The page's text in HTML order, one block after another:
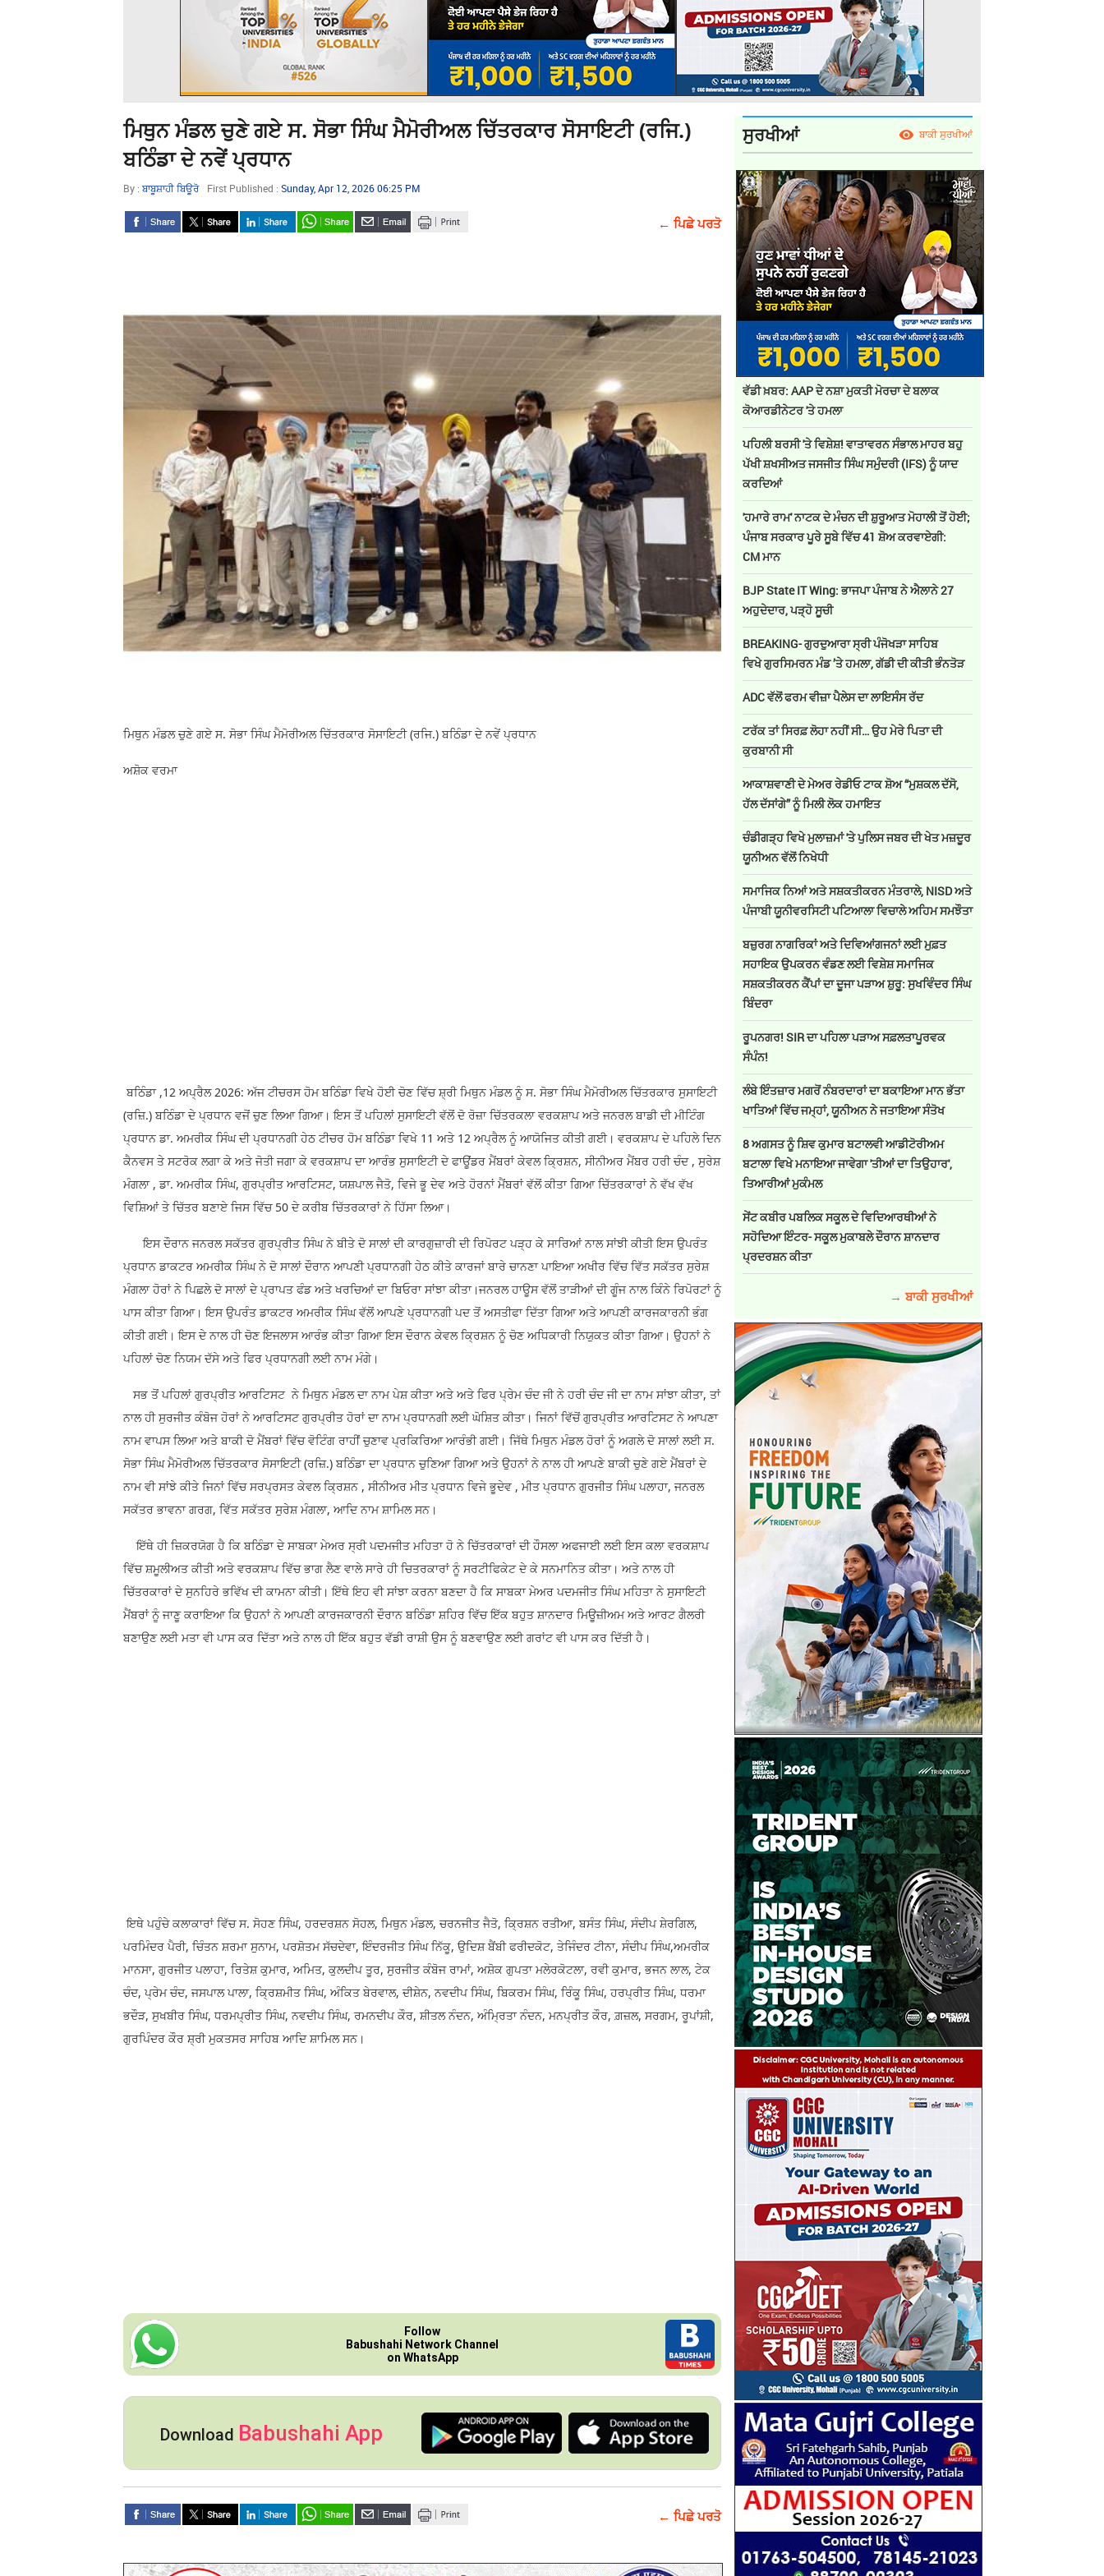
ਮਿਥੁਨ ਮੰਡਲ ਚੁਣੇ ਗਏ ਸ. ਸੋਭਾ ਸਿੰਘ ਮੈਮੋਰੀਅਲ ਚਿੱਤਰਕਾਰ ਸੋਸਾਇਟੀ (ਰਜਿ.)
ਬਠਿੰਡਾ ਦੇ ਨਵੇਂ ਪ੍ਰਧਾਨ
By : ਬਾਬੂਸ਼ਾਹੀ ਬਿਊਰੋ First Published : Sunday, Apr 12, 2026 06:25 PM
← ਪਿਛੇ ਪਰਤੋ
ਮਿਥੁਨ ਮੰਡਲ ਚੁਣੇ ਗਏ ਸ. ਸੋਭਾ ਸਿੰਘ ਮੈਮੋਰੀਅਲ ਚਿੱਤਰਕਾਰ ਸੋਸਾਇਟੀ (ਰਜਿ.) ਬਠਿੰਡਾ ਦੇ ਨਵੇਂ ਪ੍ਰਧਾਨ
ਅਸ਼ੋਕ ਵਰਮਾ
ਬਠਿੰਡਾ ,12 ਅਪ੍ਰੈਲ 2026: ਅੱਜ ਟੀਚਰਸ ਹੋਮ ਬਠਿੰਡਾ ਵਿਖੇ ਹੋਈ ਚੋਣ ਵਿੱਚ ਸ਼੍ਰੀ ਮਿਥੁਨ ਮੰਡਲ ਨੂੰ ਸ. ਸੋਭਾ ਸਿੰਘ ਮੈਮੋਰੀਅਲ ਚਿੱਤਰਕਾਰ ਸੁਸਾਇਟੀ
(ਰਜ਼ਿ.) ਬਠਿੰਡਾ ਦੇ ਪ੍ਰਧਾਨ ਵਜੋਂ ਚੁਣ ਲਿਆ ਗਿਆ। ਇਸ ਤੋਂ ਪਹਿਲਾਂ ਸੁਸਾਇਟੀ ਵੱਲੋਂ ਦੋ ਰੋਜ਼ਾ ਚਿੱਤਰਕਲਾ ਵਰਕਸ਼ਾਪ ਅਤੇ ਜਨਰਲ ਬਾਡੀ ਦੀ ਮੀਟਿੰਗ
ਪ੍ਰਧਾਨ ਡਾ. ਅਮਰੀਕ ਸਿੰਘ ਦੀ ਪ੍ਰਧਾਨਗੀ ਹੇਠ ਟੀਚਰ ਹੋਮ ਬਠਿੰਡਾ ਵਿਖੇ 11 ਅਤੇ 12 ਅਪ੍ਰੈਲ ਨੂੰ ਆਯੋਜਿਤ ਕੀਤੀ ਗਈ। ਵਰਕਸ਼ਾਪ ਦੇ ਪਹਿਲੇ ਦਿਨ
ਕੈਨਵਸ ਤੇ ਸਟਰੋਕ ਲਗਾ ਕੇ ਅਤੇ ਜੋਤੀ ਜਗਾ ਕੇ ਵਰਕਸ਼ਾਪ ਦਾ ਆਰੰਭ ਸੁਸਾਇਟੀ ਦੇ ਫਾਊਂਡਰ ਮੈਂਬਰਾਂ ਕੇਵਲ ਕ੍ਰਿਸ਼ਨ, ਸੀਨੀਅਰ ਮੈਂਬਰ ਹਰੀ ਚੰਦ , ਸੁਰੇਸ਼
ਮੰਗਲਾ , ਡਾ. ਅਮਰੀਕ ਸਿੰਘ, ਗੁਰਪ੍ਰੀਤ ਆਰਟਿਸਟ, ਯਸ਼ਪਾਲ ਜੈਤੋ, ਵਿਜੇ ਭੂ ਦੇਵ ਅਤੇ ਹੋਰਨਾਂ ਮੈਂਬਰਾਂ ਵੱਲੋਂ ਕੀਤਾ ਗਿਆ ਚਿੱਤਰਕਾਰਾਂ ਨੇ ਵੱਖ ਵੱਖ
ਵਿਸ਼ਿਆਂ ਤੇ ਚਿੱਤਰ ਬਣਾਏ ਜਿਸ ਵਿੱਚ 50 ਦੇ ਕਰੀਬ ਚਿੱਤਰਕਾਰਾਂ ਨੇ ਹਿੱਸਾ ਲਿਆ।
ਇਸ ਦੌਰਾਨ ਜਨਰਲ ਸਕੱਤਰ ਗੁਰਪ੍ਰੀਤ ਸਿੰਘ ਨੇ ਬੀਤੇ ਦੋ ਸਾਲਾਂ ਦੀ ਕਾਰਗੁਜ਼ਾਰੀ ਦੀ ਰਿਪੋਰਟ ਪੜ੍ਹ ਕੇ ਸਾਰਿਆਂ ਨਾਲ ਸਾਂਝੀ ਕੀਤੀ ਇਸ ਉਪਰੰਤ
ਪ੍ਰਧਾਨ ਡਾਕਟਰ ਅਮਰੀਕ ਸਿੰਘ ਨੇ ਦੋ ਸਾਲਾਂ ਦੌਰਾਨ ਆਪਣੀ ਪ੍ਰਧਾਨਗੀ ਹੇਠ ਕੀਤੇ ਕਾਰਜਾਂ ਬਾਰੇ ਚਾਨਣਾ ਪਾਇਆ ਅਖੀਰ ਵਿੱਚ ਵਿੱਤ ਸਕੱਤਰ ਸੁਰੇਸ਼
ਮੰਗਲਾ ਹੋਰਾਂ ਨੇ ਪਿਛਲੇ ਦੋ ਸਾਲਾਂ ਦੇ ਪ੍ਰਾਪਤ ਫੰਡ ਅਤੇ ਖਰਚਿਆਂ ਦਾ ਬਿਓਰਾ ਸਾਂਝਾ ਕੀਤਾ।ਜਨਰਲ ਹਾਊਸ ਵੱਲੋਂ ਤਾੜੀਆਂ ਦੀ ਗੂੰਜ ਨਾਲ ਕਿੰਨੇ ਰਿਪੋਰਟਾਂ ਨੂੰ
ਪਾਸ ਕੀਤਾ ਗਿਆ। ਇਸ ਉਪਰੰਤ ਡਾਕਟਰ ਅਮਰੀਕ ਸਿੰਘ ਵੱਲੋਂ ਆਪਣੇ ਪ੍ਰਧਾਨਗੀ ਪਦ ਤੋਂ ਅਸਤੀਫਾ ਦਿੱਤਾ ਗਿਆ ਅਤੇ ਆਪਣੀ ਕਾਰਜਕਾਰਨੀ ਭੰਗ
ਕੀਤੀ ਗਈ। ਇਸ ਦੇ ਨਾਲ ਹੀ ਚੋਣ ਇਜਲਾਸ ਆਰੰਭ ਕੀਤਾ ਗਿਆ ਇਸ ਦੌਰਾਨ ਕੇਵਲ ਕ੍ਰਿਸ਼ਨ ਨੂੰ ਚੋਣ ਅਧਿਕਾਰੀ ਨਿਯੁਕਤ ਕੀਤਾ ਗਿਆ। ਉਹਨਾਂ ਨੇ
ਪਹਿਲਾਂ ਚੋਣ ਨਿਯਮ ਦੱਸੇ ਅਤੇ ਫਿਰ ਪ੍ਰਧਾਨਗੀ ਲਈ ਨਾਮ ਮੰਗੇ।
ਸਭ ਤੋਂ ਪਹਿਲਾਂ ਗੁਰਪ੍ਰੀਤ ਆਰਟਿਸਟ ਨੇ ਮਿਥੁਨ ਮੰਡਲ ਦਾ ਨਾਮ ਪੇਸ਼ ਕੀਤਾ ਅਤੇ ਅਤੇ ਫਿਰ ਪ੍ਰੇਮ ਚੰਦ ਜੀ ਨੇ ਹਰੀ ਚੰਦ ਜੀ ਦਾ ਨਾਮ ਸਾਂਝਾ ਕੀਤਾ, ਤਾਂ
ਨਾਲ ਹੀ ਸੁਰਜੀਤ ਕੰਬੋਜ ਹੋਰਾਂ ਨੇ ਆਰਟਿਸਟ ਗੁਰਪ੍ਰੀਤ ਹੋਰਾਂ ਦਾ ਨਾਮ ਪ੍ਰਧਾਨਗੀ ਲਈ ਘੋਸ਼ਿਤ ਕੀਤਾ। ਜਿਨਾਂ ਵਿੱਚੋਂ ਗੁਰਪ੍ਰੀਤ ਆਰਟਿਸਟ ਨੇ ਆਪਣਾ
ਨਾਮ ਵਾਪਸ ਲਿਆ ਅਤੇ ਬਾਕੀ ਦੋ ਮੈਂਬਰਾਂ ਵਿੱਚ ਵੋਟਿੰਗ ਰਾਹੀਂ ਚੁਣਾਵ ਪ੍ਰਕਿਰਿਆ ਆਰੰਭੀ ਗਈ। ਜਿੱਥੇ ਮਿਥੁਨ ਮੰਡਲ ਹੋਰਾਂ ਨੂੰ ਅਗਲੇ ਦੋ ਸਾਲਾਂ ਲਈ ਸ.
ਸੋਭਾ ਸਿੰਘ ਮੈਮੋਰੀਅਲ ਚਿੱਤਰਕਾਰ ਸੋਸਾਇਟੀ (ਰਜ਼ਿ.) ਬਠਿੰਡਾ ਦਾ ਪ੍ਰਧਾਨ ਚੁਣਿਆ ਗਿਆ ਅਤੇ ਉਹਨਾਂ ਨੇ ਨਾਲ ਹੀ ਆਪਣੇ ਬਾਕੀ ਚੁਣੇ ਗਏ ਮੈਂਬਰਾਂ ਦੇ
ਨਾਮ ਵੀ ਸਾਂਝੇ ਕੀਤੇ ਜਿਨਾਂ ਵਿੱਚ ਸਰਪ੍ਰਸਤ ਕੇਵਲ ਕ੍ਰਿਸ਼ਨ , ਸੀਨੀਅਰ ਮੀਤ ਪ੍ਰਧਾਨ ਵਿਜੇ ਭੂਦੇਵ , ਮੀਤ ਪ੍ਰਧਾਨ ਗੁਰਜੀਤ ਸਿੰਘ ਪਲਾਹਾ, ਜਨਰਲ
ਸਕੱਤਰ ਭਾਵਨਾ ਗਰਗ, ਵਿੱਤ ਸਕੱਤਰ ਸੁਰੇਸ਼ ਮੰਗਲਾ, ਆਦਿ ਨਾਮ ਸ਼ਾਮਿਲ ਸਨ।
ਇੱਥੇ ਹੀ ਜ਼ਿਕਰਯੋਗ ਹੈ ਕਿ ਬਠਿੰਡਾ ਦੇ ਸਾਬਕਾ ਮੇਅਰ ਸ੍ਰੀ ਪਦਮਜੀਤ ਮਹਿਤਾ ਹੋ ਨੇ ਚਿੱਤਰਕਾਰਾਂ ਦੀ ਹੌਸਲਾ ਅਫਜਾਈ ਲਈ ਇਸ ਕਲਾ ਵਰਕਸ਼ਾਪ
ਵਿੱਚ ਸ਼ਮੂਲੀਅਤ ਕੀਤੀ ਅਤੇ ਵਰਕਸ਼ਾਪ ਵਿੱਚ ਭਾਗ ਲੈਣ ਵਾਲੇ ਸਾਰੇ ਹੀ ਚਿਤਰਕਾਰਾਂ ਨੂੰ ਸਰਟੀਫਿਕੇਟ ਦੇ ਕੇ ਸਨਮਾਨਿਤ ਕੀਤਾ। ਅਤੇ ਨਾਲ ਹੀ
ਚਿੱਤਰਕਾਰਾਂ ਦੇ ਸੁਨਹਿਰੇ ਭਵਿੱਖ ਦੀ ਕਾਮਨਾ ਕੀਤੀ। ਇੱਥੇ ਇਹ ਵੀ ਸਾਂਝਾ ਕਰਨਾ ਬਣਦਾ ਹੈ ਕਿ ਸਾਬਕਾ ਮੇਅਰ ਪਦਮਜੀਤ ਸਿੰਘ ਮਹਿਤਾ ਨੇ ਸੁਸਾਇਟੀ
ਮੈਂਬਰਾਂ ਨੂੰ ਜਾਣੂ ਕਰਾਇਆ ਕਿ ਉਹਨਾਂ ਨੇ ਆਪਣੀ ਕਾਰਜਕਾਰਨੀ ਦੌਰਾਨ ਬਠਿੰਡਾ ਸ਼ਹਿਰ ਵਿੱਚ ਇੱਕ ਬਹੁਤ ਸ਼ਾਨਦਾਰ ਮਿਊਜ਼ੀਅਮ ਅਤੇ ਆਰਟ ਗੈਲਰੀ
ਬਣਾਉਣ ਲਈ ਮਤਾ ਵੀ ਪਾਸ ਕਰ ਦਿੱਤਾ ਅਤੇ ਨਾਲ ਹੀ ਇੱਕ ਬਹੁਤ ਵੱਡੀ ਰਾਸ਼ੀ ਉਸ ਨੂੰ ਬਣਵਾਉਣ ਲਈ ਗਰਾਂਟ ਵੀ ਪਾਸ ਕਰ ਦਿੱਤੀ ਹੈ।
ਇਥੇ ਪਹੁੰਚੇ ਕਲਾਕਾਰਾਂ ਵਿੱਚ ਸ. ਸੋਹਣ ਸਿੰਘ, ਹਰਦਰਸ਼ਨ ਸੋਹਲ, ਮਿਥੁਨ ਮੰਡਲ, ਚਰਨਜੀਤ ਜੈਤੋ, ਕ੍ਰਿਸ਼ਨ ਰਤੀਆ, ਬਸੰਤ ਸਿੰਘ, ਸੰਦੀਪ ਸ਼ੇਰਗਿਲ,
ਪਰਮਿੰਦਰ ਪੈਰੀ, ਚਿੰਤਨ ਸ਼ਰਮਾ ਸੁਨਾਮ, ਪਰਸ਼ੋਤਮ ਸੱਚਦੇਵਾ, ਇੰਦਰਜੀਤ ਸਿੰਘ ਨਿੱਕੂ, ਉਦਿਸ਼ ਬੈਂਬੀ ਫਰੀਦਕੋਟ, ਤੇਜਿੰਦਰ ਟੀਨਾ, ਸੰਦੀਪ ਸਿੰਘ,ਅਮਰੀਕ
ਮਾਨਸਾ, ਗੁਰਜੀਤ ਪਲਾਹਾ, ਰਿਤੇਸ਼ ਕੁਮਾਰ, ਅਮਿਤ, ਕੁਲਦੀਪ ਤੂਰ, ਸੁਰਜੀਤ ਕੰਬੋਜ ਰਾਮਾਂ, ਅਸ਼ੋਕ ਗੁਪਤਾ ਮਲੇਰਕੋਟਲਾ, ਰਵੀ ਕੁਮਾਰ, ਭਜਨ ਲਾਲ, ਟੇਕ
ਚੰਦ, ਪ੍ਰੇਮ ਚੰਦ, ਜਸਪਾਲ ਪਾਲਾ, ਕ੍ਰਿਸ਼ਮੀਤ ਸਿੰਘ, ਅੰਕਿਤ ਬੇਰਵਾਲ, ਦੀਸ਼ੇਨ, ਨਵਦੀਪ ਸਿੰਘ, ਬਿਕਰਮ ਸਿੰਘ, ਰਿੰਕੂ ਸਿੰਘ, ਹਰਪ੍ਰੀਤ ਸਿੰਘ, ਧਰਮਾ
ਭਦੌੜ, ਸੁਖਬੀਰ ਸਿੰਘ, ਧਰਮਪ੍ਰੀਤ ਸਿੰਘ, ਨਵਦੀਪ ਸਿੰਘ, ਰਮਨਦੀਪ ਕੌਰ, ਸ਼ੀਤਲ ਨੰਦਨ, ਅੰਮ੍ਰਿਤਾ ਨੰਦਨ, ਮਨਪ੍ਰੀਤ ਕੌਰ, ਗ਼ਜ਼ਲ, ਸਰਗਮ, ਰੂਪਾਂਸ਼ੀ,
ਗੁਰਪਿੰਦਰ ਕੌਰ ਸ਼੍ਰੀ ਮੁਕਤਸਰ ਸਾਹਿਬ ਆਦਿ ਸ਼ਾਮਿਲ ਸਨ।
Follow
Babushahi Network Channel
on WhatsApp
Download Babushahi App
← ਪਿਛੇ ਪਰਤੋ
ਸੁਰਖੀਆਂ ਬਾਕੀ ਸੁਰਖੀਆਂ
ਵੱਡੀ ਖ਼ਬਰ: AAP ਦੇ ਨਸ਼ਾ ਮੁਕਤੀ ਮੋਰਚਾ ਦੇ ਬਲਾਕ
ਕੋਆਰਡੀਨੇਟਰ 'ਤੇ ਹਮਲਾ
ਪਹਿਲੀ ਬਰਸੀ 'ਤੇ ਵਿਸ਼ੇਸ਼! ਵਾਤਾਵਰਨ ਸੰਭਾਲ ਮਾਹਰ ਬਹੁ
ਪੱਖੀ ਸ਼ਖਸੀਅਤ ਜਸਜੀਤ ਸਿੰਘ ਸਮੁੰਦਰੀ (IFS) ਨੂੰ ਯਾਦ
ਕਰਦਿਆਂ
'ਹਮਾਰੇ ਰਾਮ' ਨਾਟਕ ਦੇ ਮੰਚਨ ਦੀ ਸ਼ੁਰੂਆਤ ਮੋਹਾਲੀ ਤੋਂ ਹੋਈ;
ਪੰਜਾਬ ਸਰਕਾਰ ਪੂਰੇ ਸੂਬੇ ਵਿੱਚ 41 ਸ਼ੋਅ ਕਰਵਾਏਗੀ:
CM ਮਾਨ
BJP State IT Wing: ਭਾਜਪਾ ਪੰਜਾਬ ਨੇ ਐਲਾਨੇ 27
ਅਹੁਦੇਦਾਰ, ਪੜ੍ਹੋ ਸੂਚੀ
BREAKING- ਗੁਰਦੁਆਰਾ ਸ੍ਰੀ ਪੰਜੋਖੜਾ ਸਾਹਿਬ
ਵਿਖੇ ਗੁਰਸਿਮਰਨ ਮੰਡ ’ਤੇ ਹਮਲਾ, ਗੱਡੀ ਦੀ ਕੀਤੀ ਭੰਨਤੋੜ
ADC ਵੱਲੋਂ ਫਰਮ ਵੀਜ਼ਾ ਪੈਲੇਸ ਦਾ ਲਾਇਸੰਸ ਰੱਦ
ਟਰੱਕ ਤਾਂ ਸਿਰਫ਼ ਲੋਹਾ ਨਹੀਂ ਸੀ… ਉਹ ਮੇਰੇ ਪਿਤਾ ਦੀ
ਕੁਰਬਾਨੀ ਸੀ
ਆਕਾਸ਼ਵਾਣੀ ਦੇ ਮੇਅਰ ਰੇਡੀਓ ਟਾਕ ਸ਼ੋਅ “ਮੁਸ਼ਕਲ ਦੱਸੋ,
ਹੱਲ ਦੱਸਾਂਗੇ” ਨੂੰ ਮਿਲੀ ਲੋਕ ਹਮਾਇਤ
ਚੰਡੀਗੜ੍ਹ ਵਿਖੇ ਮੁਲਾਜ਼ਮਾਂ 'ਤੇ ਪੁਲਿਸ ਜਬਰ ਦੀ ਖੇਤ ਮਜ਼ਦੂਰ
ਯੂਨੀਅਨ ਵੱਲੋਂ ਨਿਖੇਧੀ
ਸਮਾਜਿਕ ਨਿਆਂ ਅਤੇ ਸਸ਼ਕਤੀਕਰਨ ਮੰਤਰਾਲੇ, NISD ਅਤੇ
ਪੰਜਾਬੀ ਯੂਨੀਵਰਸਿਟੀ ਪਟਿਆਲਾ ਵਿਚਾਲੇ ਅਹਿਮ ਸਮਝੌਤਾ
ਬਜ਼ੁਰਗ ਨਾਗਰਿਕਾਂ ਅਤੇ ਦਿਵਿਆਂਗਜਨਾਂ ਲਈ ਮੁਫ਼ਤ
ਸਹਾਇਕ ਉਪਕਰਨ ਵੰਡਣ ਲਈ ਵਿਸ਼ੇਸ਼ ਸਮਾਜਿਕ
ਸਸ਼ਕਤੀਕਰਨ ਕੈਂਪਾਂ ਦਾ ਦੂਜਾ ਪੜਾਅ ਸ਼ੁਰੂ: ਸੁਖਵਿੰਦਰ ਸਿੰਘ
ਬਿੰਦਰਾ
ਰੂਪਨਗਰ! SIR ਦਾ ਪਹਿਲਾ ਪੜਾਅ ਸਫ਼ਲਤਾਪੂਰਵਕ
ਸੰਪੰਨ!
ਲੰਬੇ ਇੰਤਜ਼ਾਰ ਮਗਰੋਂ ਨੰਬਰਦਾਰਾਂ ਦਾ ਬਕਾਇਆ ਮਾਨ ਭੱਤਾ
ਖਾਤਿਆਂ ਵਿੱਚ ਜਮ੍ਹਾਂ, ਯੂਨੀਅਨ ਨੇ ਜਤਾਇਆ ਸੰਤੋਖ
8 ਅਗਸਤ ਨੂੰ ਸ਼ਿਵ ਕੁਮਾਰ ਬਟਾਲਵੀ ਆਡੀਟੋਰੀਅਮ
ਬਟਾਲਾ ਵਿਖੇ ਮਨਾਇਆ ਜਾਵੇਗਾ 'ਤੀਆਂ ਦਾ ਤਿਉਹਾਰ',
ਤਿਆਰੀਆਂ ਮੁਕੰਮਲ
ਸੇਂਟ ਕਬੀਰ ਪਬਲਿਕ ਸਕੂਲ ਦੇ ਵਿਦਿਆਰਥੀਆਂ ਨੇ
ਸਹੋਦਿਆ ਇੰਟਰ- ਸਕੂਲ ਮੁਕਾਬਲੇ ਦੌਰਾਨ ਸ਼ਾਨਦਾਰ
ਪ੍ਰਦਰਸ਼ਨ ਕੀਤਾ
→ ਬਾਕੀ ਸੁਰਖੀਆਂ